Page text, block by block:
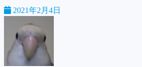
2021年2月4日